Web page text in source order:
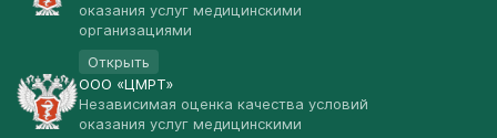
оказания услуг медицинскими
организациями
Открыть
ООО «ЦМРТ»
Независимая оценка качества условий
оказания услуг медицинскими